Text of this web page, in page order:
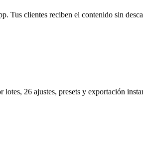
Tus clientes reciben el contenido sin
26 ajustes, presets y exportación